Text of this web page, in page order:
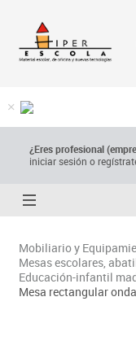
¿Eres profesional
iniciar sesión o
Mobiliario y
Mesas escolares,
Educación-infantil
Mesa rectangular